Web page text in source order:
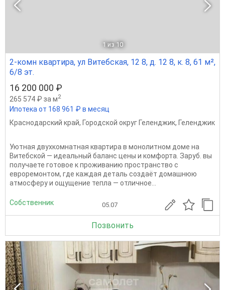
1 из 10
2-комн квартира, ул Витебская, 12 8, д. 12 8, к. 8, 61 м²,
6/8 эт.
16 200 000 ₽
265 574 ₽ за м2
Ипотека от 168 961 ₽ в месяц
Краснодарский край, Городской округ Геленджик, Геленджик
Уютная двухкомнатная квартира в монолитном доме на
Витебской — идеальный баланс цены и комфорта. Заруб. вы
получаете готовое к проживанию пространство с
евроремонтом, где каждая деталь создаёт домашнюю
атмосферу и ощущение тепла — отличное...
Собственник 05.07
Позвонить